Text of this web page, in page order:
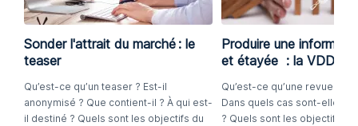
Sonder l'attrait du marché : le
teaser
Qu’est-ce qu’un teaser ? Est-il
anonymisé ? Que contient-il ? À qui est-
il destiné ? Quels sont les objectifs du
Produire une
et étayée : la VDD
Qu’est-ce qu’une revue
Dans quels cas sont-elles
? Quels sont les objectifs